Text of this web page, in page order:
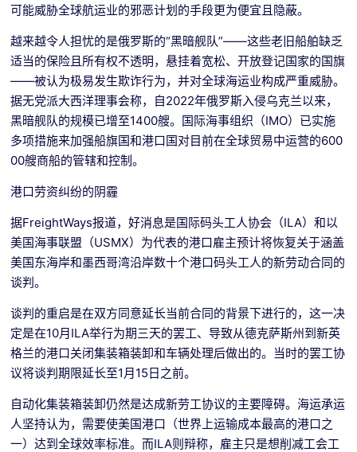
可能威胁全球航运业的邪恶计划的手段更为便宜且隐蔽。
越来越令人担忧的是俄罗斯的“黑暗舰队”——这些老旧船舶缺乏
适当的保险且所有权不透明，悬挂着宽松、开放登记国家的国旗
——被认为极易发生欺诈行为，并对全球海运业构成严重威胁。
据无党派大西洋理事会称，自2022年俄罗斯入侵乌克兰以来，
黑暗舰队的规模已增至1400艘。国际海事组织（IMO）已实施
多项措施来加强船旗国和港口国对目前在全球贸易中运营的600
00艘商船的管辖和控制。
港口劳资纠纷的阴霾
据FreightWays报道，好消息是国际码头工人协会（ILA）和以
美国海事联盟（USMX）为代表的港口雇主预计将恢复关于涵盖
美国东海岸和墨西哥湾沿岸数十个港口码头工人的新劳动合同的
谈判。
谈判的重启是在双方同意延长当前合同的背景下进行的，这一决
定是在10月ILA举行为期三天的罢工、导致从德克萨斯州到新英
格兰的港口关闭集装箱装卸和车辆处理后做出的。当时的罢工协
议将谈判期限延长至1月15日之前。
自动化集装箱装卸仍然是达成新劳工协议的主要障碍。海运承运
人坚持认为，需要使美国港口（世界上运输成本最高的港口之
一）达到全球效率标准。而ILA则辩称，雇主只是想削减工会工